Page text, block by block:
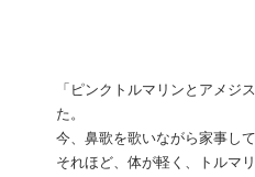
「ピンクトルマリンとアメジ
た。
今、鼻歌を歌いながら家事し
それほど、体が軽く、トルマ